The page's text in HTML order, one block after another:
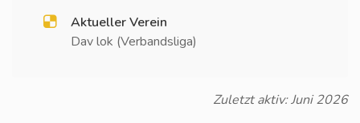
Aktueller Verein
Dav lok (Verbandsliga)
Zuletzt aktiv: Juni 2026